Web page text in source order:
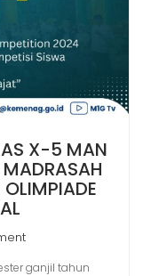
X-5 MAN
ganjil tahun